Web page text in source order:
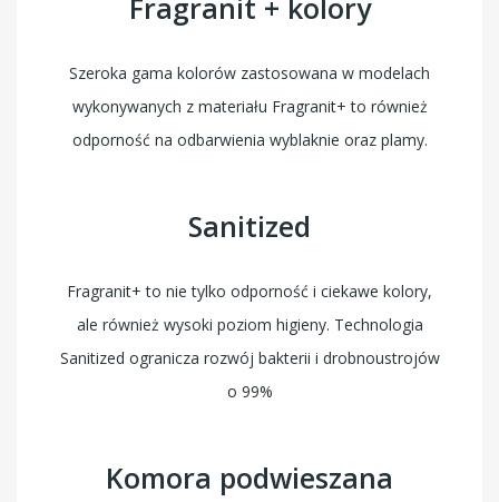
Szeroka gama kolorów zastosowana w modelach
wykonywanych z materiału Fragranit+ to również
odporność na odbarwienia wyblaknie oraz plamy.
Sanitized
Fragranit+ to nie tylko odporność i ciekawe kolory,
ale również wysoki poziom higieny. Technologia
Sanitized ogranicza rozwój bakterii i drobnoustrojów
o 99%
Komora podwieszana